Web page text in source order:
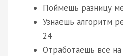
Поймешь разницу
Узнаешь алгоритм
24
Отработаешь все